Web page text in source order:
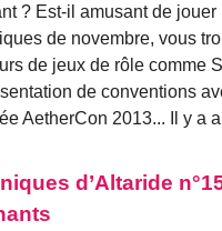
? Est-il amusant de
de novembre, vous
de jeux de rôle comme
de conventions
AetherCon 2013... Il y
d’Altaride